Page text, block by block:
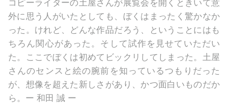
外に思う人がいたとしても、ぼくはまったく驚かなか
った。けれど、どんな作品だろう、ということにはも
ちろん関心があった。そして試作を見せていただい
た。ここでぼくは初めてビックリしてしまった。土屋
さんのセンスと絵の腕前を知っているつもりだった
が、想像を超えた新しさがあり、かつ面白いものだか
ら。ー 和田 誠 ー